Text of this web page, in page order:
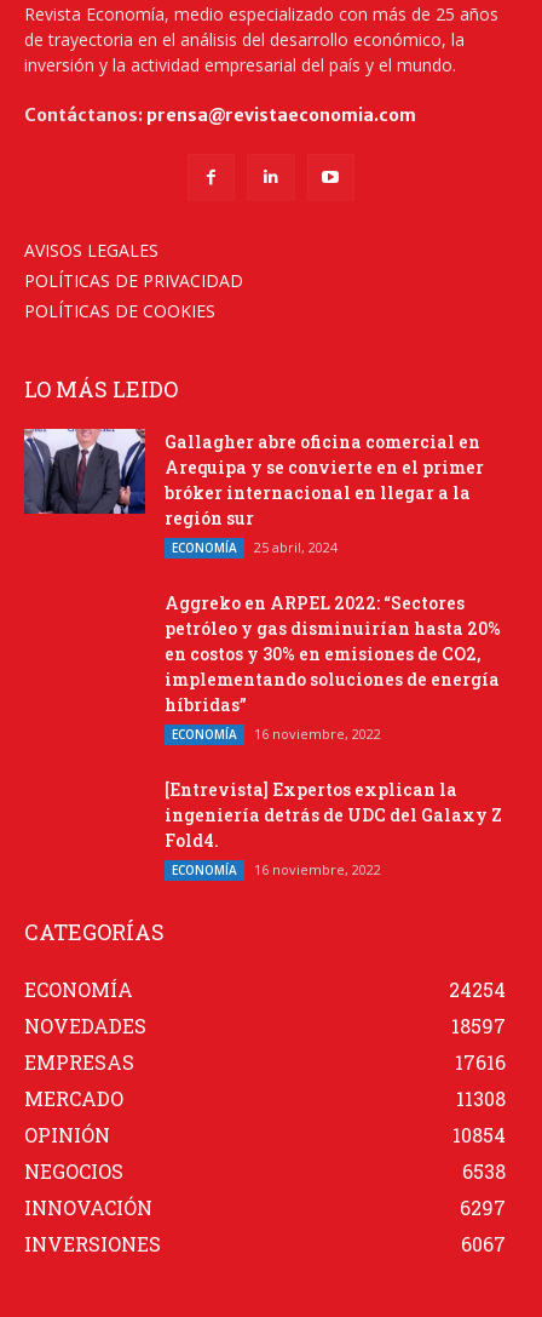
Revista Economía, medio especializado con más de 25 años
de trayectoria en el análisis del desarrollo económico, la
inversión y la actividad empresarial del país y el mundo.
Contáctanos: prensa@revistaeconomia.com
AVISOS LEGALES
POLÍTICAS DE PRIVACIDAD
POLÍTICAS DE COOKIES
LO MÁS LEIDO
Gallagher abre oficina comercial en
Arequipa y se convierte en el primer
bróker internacional en llegar a la
región sur
ECONOMÍA 25 abril, 2024
Aggreko en ARPEL 2022: “Sectores
petróleo y gas disminuirían hasta 20%
en costos y 30% en emisiones de CO2,
implementando soluciones de energía
híbridas”
ECONOMÍA 16 noviembre, 2022
[Entrevista] Expertos explican la
ingeniería detrás de UDC del Galaxy Z
Fold4.
ECONOMÍA 16 noviembre, 2022
CATEGORÍAS
ECONOMÍA
24254
NOVEDADES
18597
EMPRESAS
17616
MERCADO
11308
OPINIÓN
10854
NEGOCIOS
6538
INNOVACIÓN
6297
INVERSIONES
6067